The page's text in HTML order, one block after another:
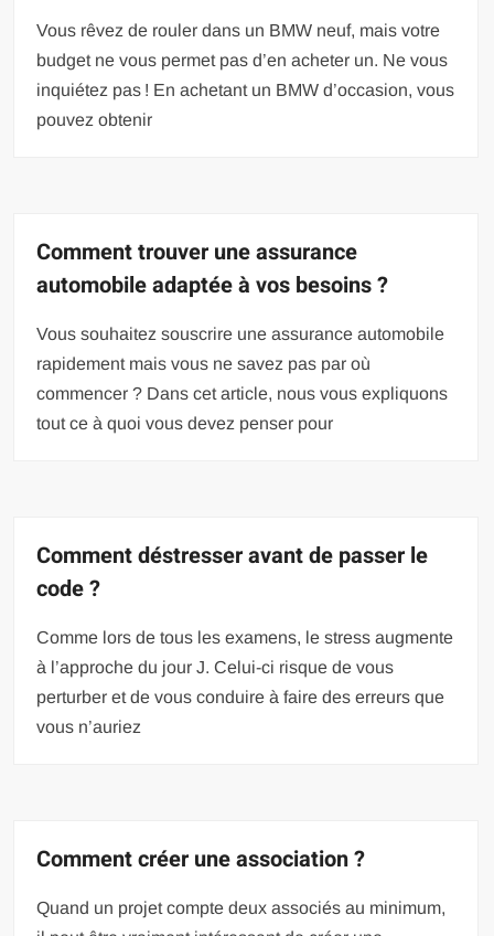
Vous rêvez de rouler dans un BMW neuf, mais votre
budget ne vous permet pas d’en acheter un. Ne vous
inquiétez pas ! En achetant un BMW d’occasion, vous
pouvez obtenir
Comment trouver une assurance
automobile adaptée à vos besoins ?
Vous souhaitez souscrire une assurance automobile
rapidement mais vous ne savez pas par où
commencer ? Dans cet article, nous vous expliquons
tout ce à quoi vous devez penser pour
Comment déstresser avant de passer le
code ?
Comme lors de tous les examens, le stress augmente
à l’approche du jour J. Celui-ci risque de vous
perturber et de vous conduire à faire des erreurs que
vous n’auriez
Comment créer une association ?
Quand un projet compte deux associés au minimum,